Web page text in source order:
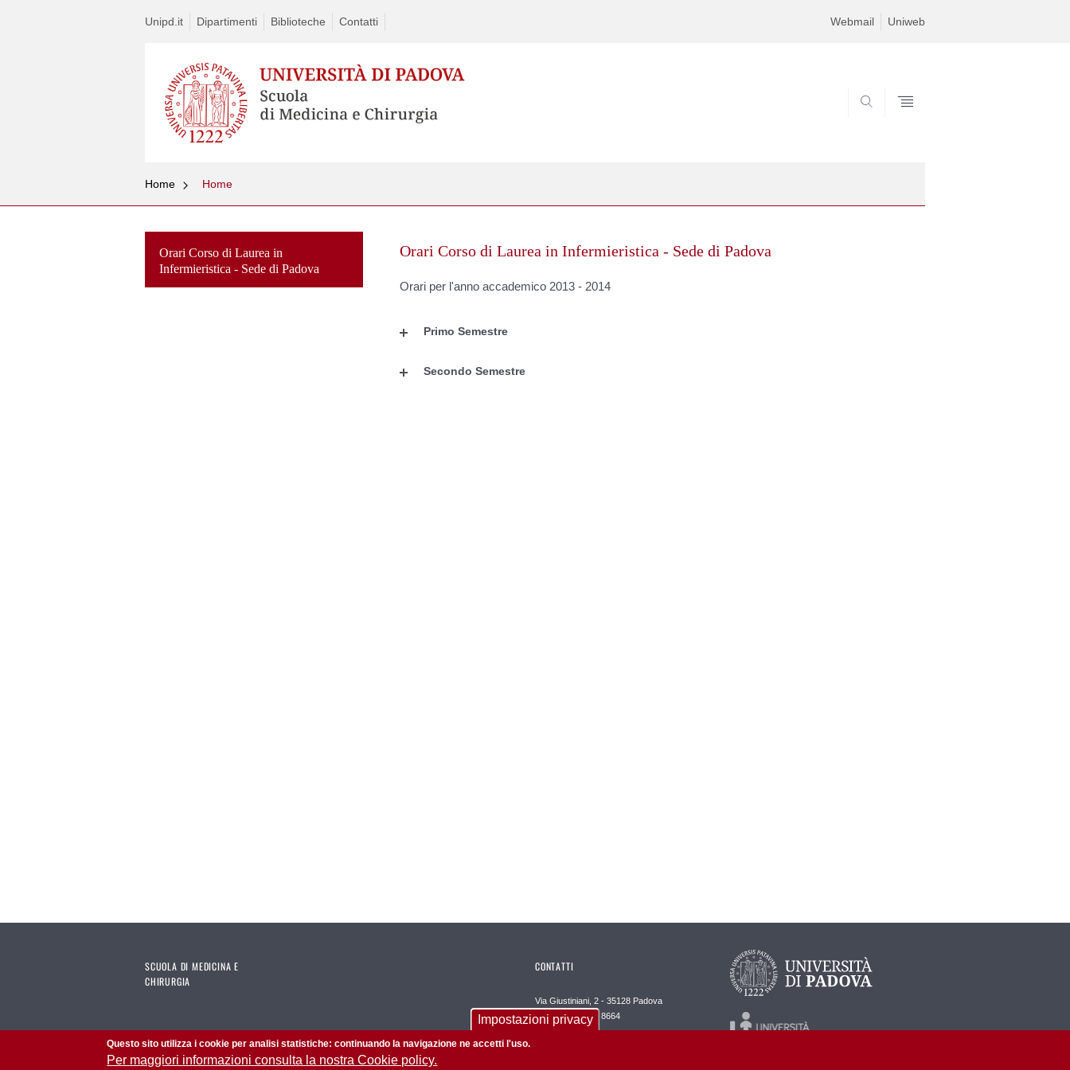
Unipd.it Dipartimenti Biblioteche Contatti Webmail Uniweb
Home Home
Orari Corso di Laurea in
Infermieristica - Sede di Padova
Orari Corso di Laurea in Infermieristica - Sede di Padova
Orari per l'anno accademico 2013 - 2014
Primo Semestre
Secondo Semestre
SCUOLA DI MEDICINA E
CHIRURGIA
CONTATTI
Via Giustiniani, 2 - 35128 Padova
Tel. +39 049 821 8664
Impostazioni privacy
Questo sito utilizza i cookie per analisi statistiche: continuando la navigazione ne accetti l'uso.
Per maggiori informazioni consulta la nostra Cookie policy.